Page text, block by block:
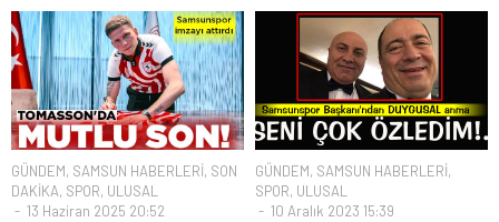
GÜNDEM, SAMSUN HABERLERİ, SON
DAKİKA, SPOR, ULUSAL
13 Haziran 2025 20:52
GÜNDEM, SAMSUN HABERLERİ,
SPOR, ULUSAL
10 Aralık 2023 15:39